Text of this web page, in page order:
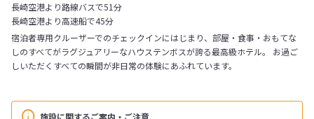
長崎空港より路線バスで51分
長崎空港より高速船で45分
施設に関するご案内・ご注意
宿泊者専用クルーザーでのチェックインにはじまり、部屋・食事・おもてな
しのすべてがラグジュアリーなハウステンボスが誇る最高級ホテル。 お過ご
しいただくすべての瞬間が非日常の体験にあふれています。